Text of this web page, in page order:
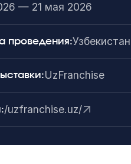
— 21 мая 2026
проведения:
UzFranchise
/uzfranchise.uz/